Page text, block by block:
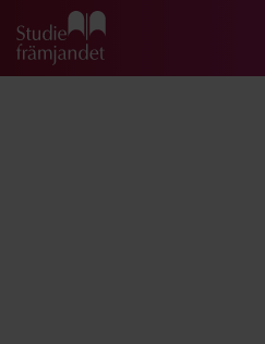
Gå till studiefrämjandets startsida